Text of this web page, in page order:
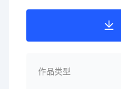
作品类型